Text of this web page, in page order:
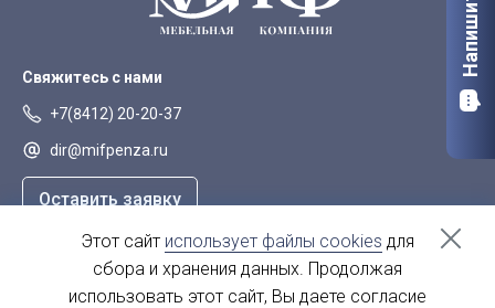
Свяжитесь с нами
+7(8412) 20-20-37
dir@mifpenza.ru
Оставить заявку
г. Пенза, ул. Аустрина, 139а
Этот сайт использует файлы cookies для
сбора и хранения данных. Продолжая
использовать этот сайт, Вы даете согласие